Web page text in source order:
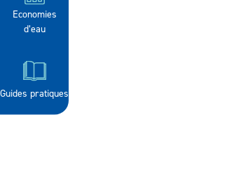
Economies
d’eau
Guides pratiques